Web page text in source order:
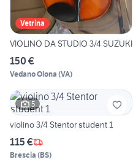
Vetrina
VIOLINO DA STUDIO 3/4 SUZUKI
150 €
Vedano Olona (VA)
5
violino 3/4 Stentor student 1
115 €
Brescia (BS)